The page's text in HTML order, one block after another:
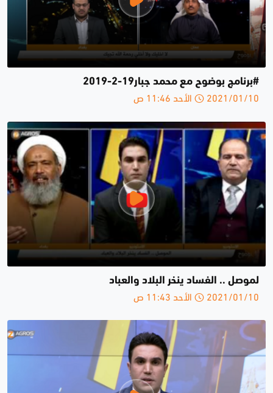
#برنامج بوضوح مع محمد جبار19-2-2019
2021/01/10 الأحد 11:46 ص
لموصل .. الفساد ينخر البلاد والعباد
2021/01/10 الأحد 11:43 ص